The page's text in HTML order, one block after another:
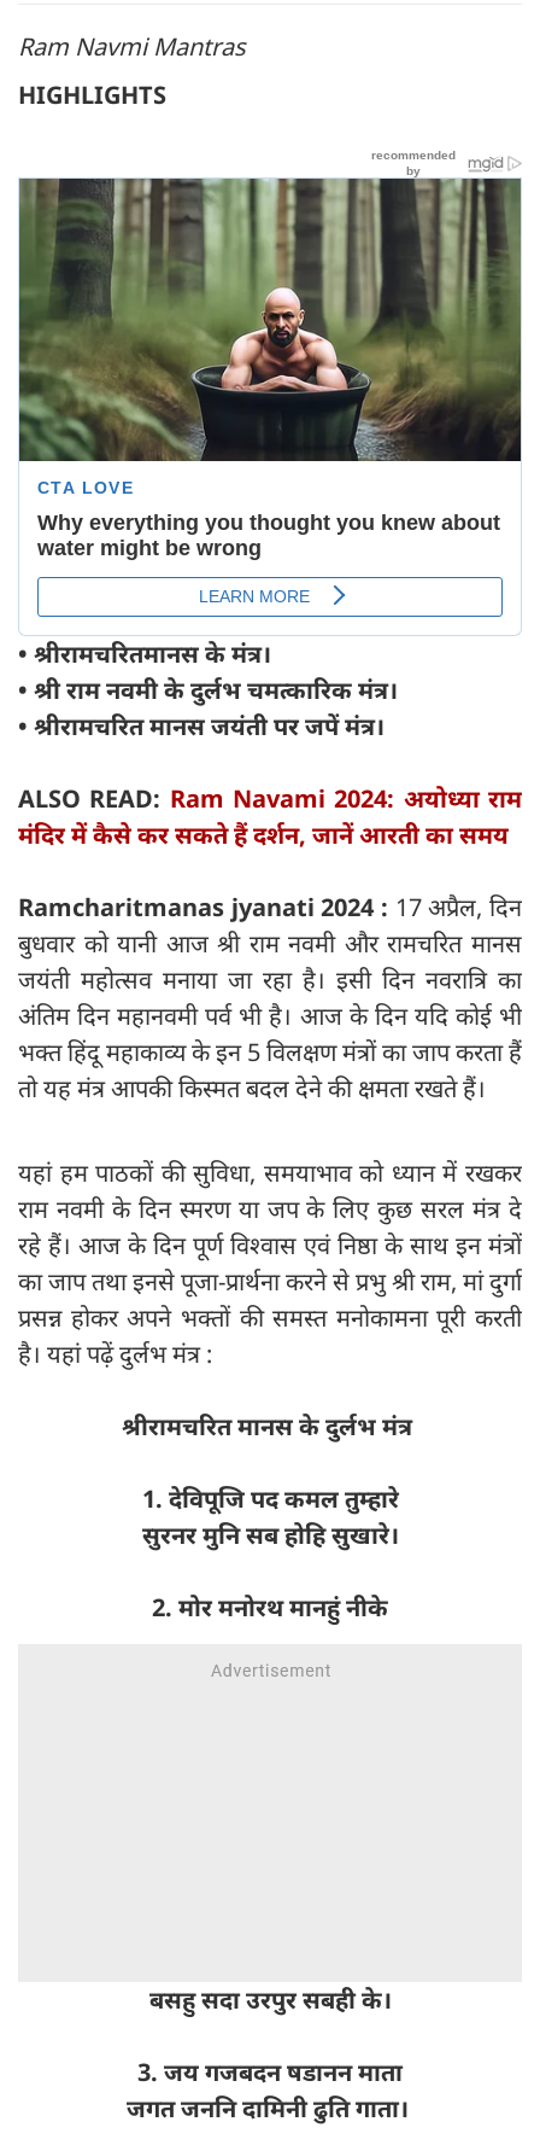
Ram Navmi Mantras
HIGHLIGHTS
• श्रीरामचरितमानस के मंत्र।
• श्री राम नवमी के दुर्लभ चमत्कारिक मंत्र।
• श्रीरामचरित मानस जयंती पर जपें मंत्र।
ALSO READ: Ram Navami 2024: अयोध्या राम
मंदिर में कैसे कर सकते हैं दर्शन, जानें आरती का समय
Ramcharitmanas jyanati 2024 : 17 अप्रैल, दिन
बुधवार को यानी आज श्री राम नवमी और रामचरित मानस
जयंती महोत्सव मनाया जा रहा है। इसी दिन नवरात्रि का
अंतिम दिन महानवमी पर्व भी है। आज के दिन यदि कोई भी
भक्त हिंदू महाकाव्य के इन 5 विलक्षण मंत्रों का जाप करता हैं
तो यह मंत्र आपकी किस्मत बदल देने की क्षमता रखते हैं।
यहां हम पाठकों की सुविधा, समयाभाव को ध्यान में रखकर
राम नवमी के दिन स्मरण या जप के लिए कुछ सरल मंत्र दे
रहे हैं। आज के दिन पूर्ण विश्वास एवं निष्ठा के साथ इन मंत्रों
का जाप तथा इनसे पूजा-प्रार्थना करने से प्रभु श्री राम, मां दुर्गा
प्रसन्न होकर अपने भक्तों की समस्त मनोकामना पूरी करती
है। यहां पढ़ें दुर्लभ मंत्र :
श्रीरामचरित मानस के दुर्लभ मंत्र
1. देविपूजि पद कमल तुम्हारे
सुरनर मुनि सब होहि सुखारे।
2. मोर मनोरथ मानहुं नीके
बसहु सदा उरपुर सबही के।
3. जय गजबदन षडानन माता
जगत जननि दामिनी ढु‍ति गाता।